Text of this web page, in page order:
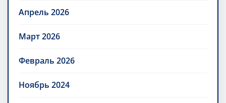
Апрель 2026
Март 2026
Февраль 2026
Ноябрь 2024